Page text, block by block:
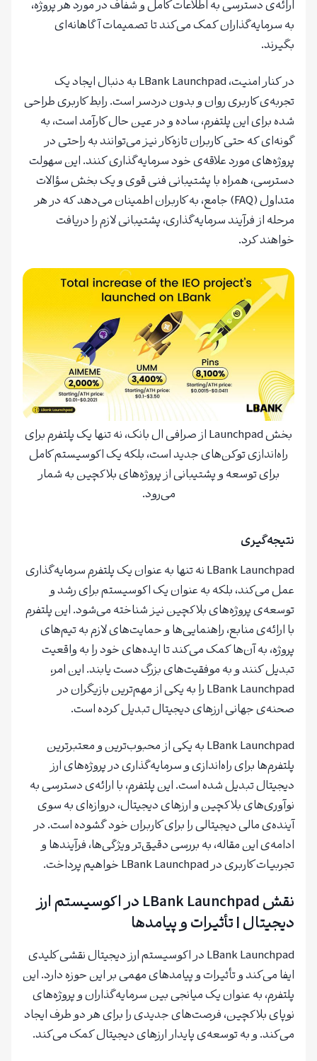
ارائه‌ی دسترسی به اطلاعات کامل و شفاف در مورد هر پروژه،
به سرمایه‌گذاران کمک می‌کند تا تصمیمات آگاهانه‌ای
بگیرند.
در کنار امنیت، LBank Launchpad به دنبال ایجاد یک
تجربه‌ی کاربری روان و بدون دردسر است. رابط کاربری طراحی
شده برای این پلتفرم، ساده و در عین حال کارآمد است، به
گونه‌ای که حتی کاربران تازه‌کار نیز می‌توانند به راحتی در
پروژه‌های مورد علاقه‌ی خود سرمایه‌گذاری کنند. این سهولت
دسترسی، همراه با پشتیبانی فنی قوی و یک بخش سؤالات
متداول (FAQ) جامع، به کاربران اطمینان می‌دهد که در هر
مرحله از فرآیند سرمایه‌گذاری، پشتیبانی لازم را دریافت
خواهند کرد.
بخش Launchpad از صرافی ال بانک، نه تنها یک پلتفرم برای
راه‌اندازی توکن‌های جدید است، بلکه یک اکوسیستم کامل
برای توسعه و پشتیبانی از پروژه‌های بلاکچین به شمار
می‌رود.
نتیجه‌گیری
LBank Launchpad نه تنها به عنوان یک پلتفرم سرمایه‌گذاری
عمل می‌کند، بلکه به عنوان یک اکوسیستم برای رشد و
توسعه‌ی پروژه‌های بلاکچین نیز شناخته می‌شود. این پلتفرم
با ارائه‌ی منابع، راهنمایی‌ها و حمایت‌های لازم به تیم‌های
پروژه، به آن‌ها کمک می‌کند تا ایده‌های خود را به واقعیت
تبدیل کنند و به موفقیت‌های بزرگ دست یابند. این امر،
LBank Launchpad را به یکی از مهم‌ترین بازیگران در
صحنه‌ی جهانی ارزهای دیجیتال تبدیل کرده است.
LBank Launchpad به یکی از محبوب‌ترین و معتبرترین
پلتفرم‌ها برای راه‌اندازی و سرمایه‌گذاری در پروژه‌های ارز
دیجیتال تبدیل شده است. این پلتفرم، با ارائه‌ی دسترسی به
نوآوری‌های بلاکچین و ارزهای دیجیتال، دروازه‌ای به سوی
آینده‌ی مالی دیجیتالی را برای کاربران خود گشوده است. در
ادامه‌ی این مقاله، به بررسی دقیق‌تر ویژگی‌ها، فرآیندها و
تجربیات کاربری در LBank Launchpad خواهیم پرداخت.
نقش LBank Launchpad در اکوسیستم ارز
دیجیتال| تأثیرات و پیامدها
LBank Launchpad در اکوسیستم ارز دیجیتال نقشی کلیدی
ایفا می‌کند و تأثیرات و پیامدهای مهمی بر این حوزه دارد. این
پلتفرم، به عنوان یک میانجی بین سرمایه‌گذاران و پروژه‌های
نوپای بلاکچین، فرصت‌های جدیدی را برای هر دو طرف ایجاد
می‌کند. و به توسعه‌ی پایدار ارزهای دیجیتال کمک می‌کند.